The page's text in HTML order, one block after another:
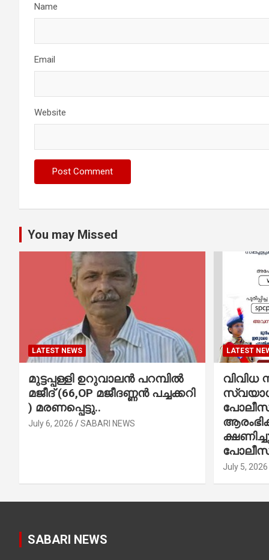
Name
Email
Website
You may Missed
LATEST NEWS
മുട്ടപ്പള്ളി ഉറുവാലൻ പറമ്പിൽ
മജീദ് (66,OP മജീദണ്ണൻ പച്ചക്കറി
) മരണപ്പെട്ടു..
July 6, 2026 SABARI NEWS
LATEST
വിവിധ
പോലീസ്
July 5, 2026
SABARI NEWS